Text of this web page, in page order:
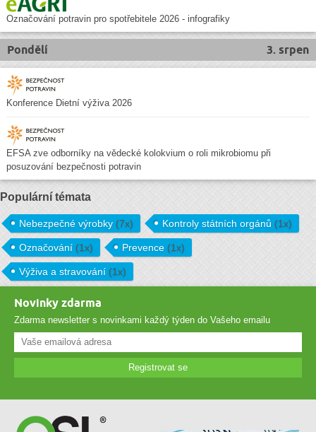
Označování potravin pro spotřebitele 2026 - infografiky
3. srpen
Pondělí
Konference Dietní výživa 2026
EFSA zve odborníky na vědecké kolokvium o roli mikrobiomu při
posuzování bezpečnosti potravin
Populární témata
Nebezpečné výrobky (7x) Kontroly státních orgánů (1x)
Označování (1x) Prevence (1x)
Výživa a stravování (1x)
Novinky zdarma
Zdarma newsletter s novinkami každý týden do Vašeho emailu
Registrovat se